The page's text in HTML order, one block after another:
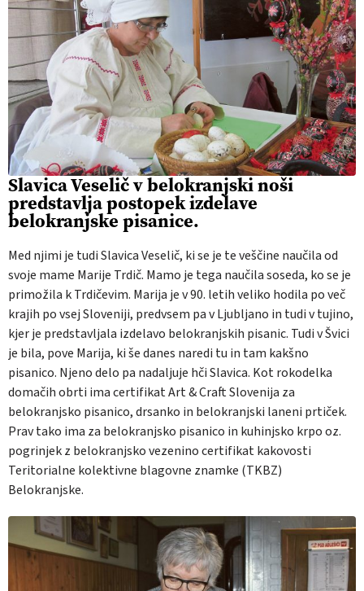
Slavica Veselič v belokranjski noši
predstavlja postopek izdelave
belokranjske pisanice.
Med njimi je tudi Slavica Veselič, ki se je te veščine naučila od
svoje mame Marije Trdič. Mamo je tega naučila soseda, ko se je
primožila k Trdičevim. Marija je v 90. letih veliko hodila po več
krajih po vsej Sloveniji, predvsem pa v Ljubljano in tudi v tujino,
kjer je predstavljala izdelavo belokranjskih pisanic. Tudi v Švici
je bila, pove Marija, ki še danes naredi tu in tam kakšno
pisanico. Njeno delo pa nadaljuje hči Slavica. Kot rokodelka
domačih obrti ima certifikat Art & Craft Slovenija za
belokranjsko pisanico, drsanko in belokranjski laneni prtiček.
Prav tako ima za belokranjsko pisanico in kuhinjsko krpo oz.
pogrinjek z belokranjsko vezenino certifikat kakovosti
Teritorialne kolektivne blagovne znamke (TKBZ)
Belokranjske.